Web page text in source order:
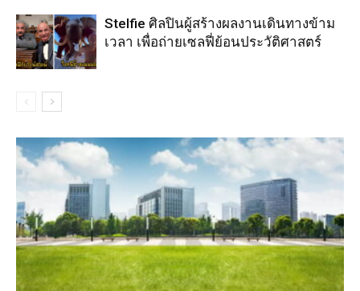
Stelfie ศิลปินผู้สร้างผลงานเดินทางข้าม
เวลา เพื่อถ่ายเซลฟี่ย้อนประวัติศาสตร์